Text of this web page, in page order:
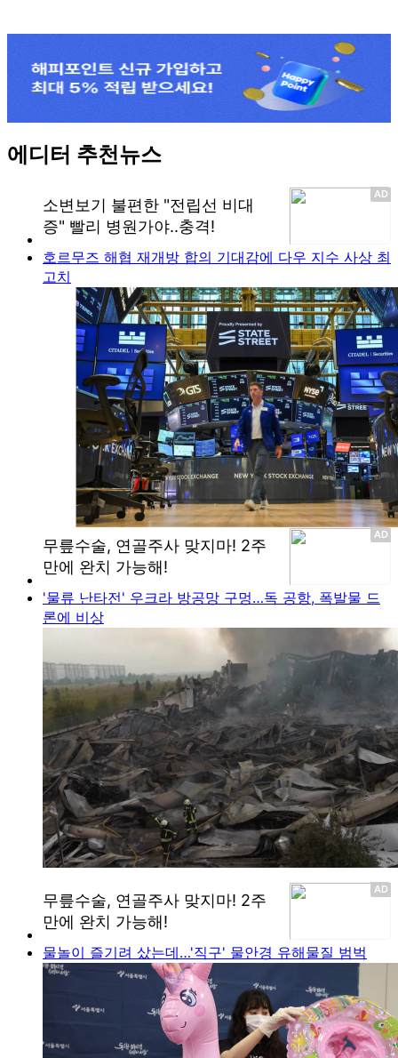
에디터 추천뉴스
호르무즈 해협 재개방 합의 기대감에 다우 지수 사상 최
고치
'물류 난타전' 우크라 방공망 구멍…독 공항, 폭발물 드
론에 비상
물놀이 즐기려 샀는데…'직구' 물안경 유해물질 범벅